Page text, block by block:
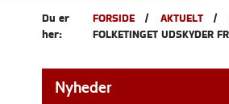
Du er
her:
FORSIDE AKTUELT
FOLKETINGET UDSKYDER
Nyheder